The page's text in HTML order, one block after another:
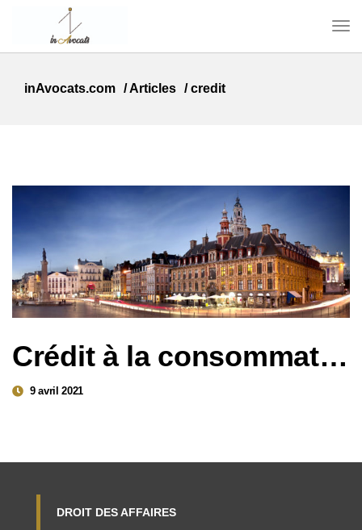
inAvocats.com /Articles /credit
Crédit à la consommation : deux ans pour vous réclamer le remboursement
9 avril 2021
DROIT DES AFFAIRES